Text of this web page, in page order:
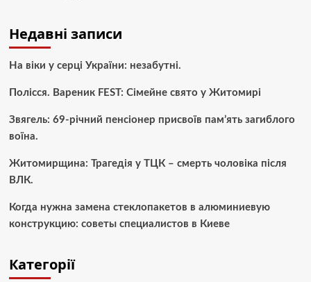
Недавні записи
На віки у серці України: незабутні.
Полісся. Вареник FEST: Сімейне свято у Житомирі
Звягель: 69-річний пенсіонер присвоїв пам’ять загиблого
воїна.
Житомирщина: Трагедія у ТЦК – смерть чоловіка після
ВЛК.
Когда нужна замена стеклопакетов в алюминиевую
конструкцию: советы специалистов в Киеве
Категорії